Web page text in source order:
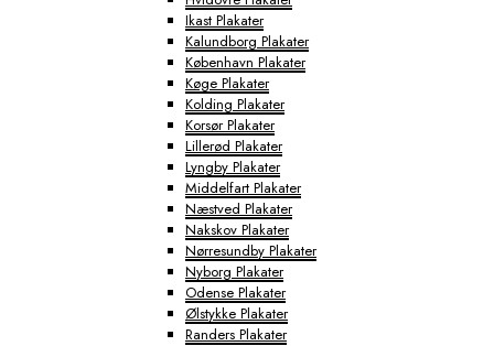
Ikast Plakater
Kalundborg Plakater
København Plakater
Køge Plakater
Kolding Plakater
Korsør Plakater
Lillerød Plakater
Lyngby Plakater
Middelfart Plakater
Næstved Plakater
Nakskov Plakater
Nørresundby Plakater
Nyborg Plakater
Odense Plakater
Ølstykke Plakater
Randers Plakater